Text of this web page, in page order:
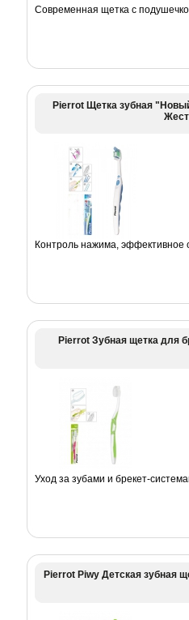
Современная щетка с
Pierrot Щетка зубная
Контроль нажима, эффективное
Pierrot Зубная щетка для
Уход за зубами и брекет-
Pierrot Piwy Детская зубная